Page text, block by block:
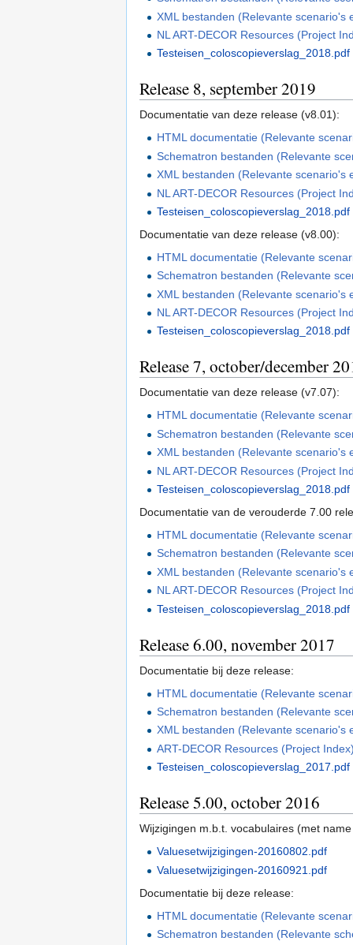
XML bestanden (Relevante
NL ART-DECOR Resources (Project
Testeisen_coloscopieverslag_2018.pdf
Release 8, september 2019
Documentatie van deze release (v8.01):
HTML documentatie (Relevante
Schematron bestanden (Relevante
XML bestanden (Relevante
NL ART-DECOR Resources (Project
Testeisen_coloscopieverslag_2018.pdf
Documentatie van deze release (v8.00):
HTML documentatie (Relevante
Schematron bestanden (Relevante
XML bestanden (Relevante
NL ART-DECOR Resources (Project
Testeisen_coloscopieverslag_2018.pdf
Release 7, october/december
Documentatie van deze release (v7.07):
HTML documentatie (Relevante
Schematron bestanden (Relevante
XML bestanden (Relevante
NL ART-DECOR Resources (Project
Testeisen_coloscopieverslag_2018.pdf
Documentatie van de verouderde 7.00
HTML documentatie (Relevante
Schematron bestanden (Relevante
XML bestanden (Relevante
NL ART-DECOR Resources (Project
Testeisen_coloscopieverslag_2018.pdf
Release 6.00, november 2017
Documentatie bij deze release:
HTML documentatie (Relevante
Schematron bestanden (Relevante
XML bestanden (Relevante
ART-DECOR Resources (Project
Testeisen_coloscopieverslag_2017.pdf
Release 5.00, october 2016
Wijzigingen m.b.t. vocabulaires (met
Valuesetwijzigingen-20160802.pdf
Valuesetwijzigingen-20160921.pdf
Documentatie bij deze release:
HTML documentatie (Relevante
Schematron bestanden (Relevante